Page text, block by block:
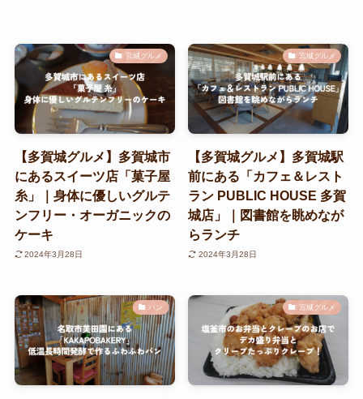
宮城グルメ
【多賀城グルメ】多賀城市
にあるスイーツ店「菓子屋
糸」｜身体に優しいグルテ
ンフリー・オーガニックの
ケーキ
2024年3月28日
宮城グルメ
【多賀城グルメ】多賀城駅
前にある「カフェ＆レスト
ラン PUBLIC HOUSE 多賀
城店」｜図書館を眺めなが
らランチ
2024年3月28日
パン 宮城グルメ